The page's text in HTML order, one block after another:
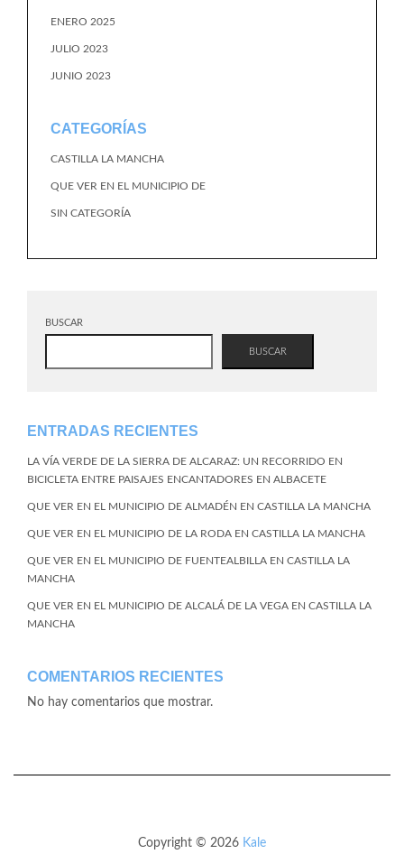
ENERO 2025
JULIO 2023
JUNIO 2023
CATEGORÍAS
CASTILLA LA MANCHA
QUE VER EN EL MUNICIPIO DE
SIN CATEGORÍA
BUSCAR
BUSCAR
ENTRADAS RECIENTES
LA VÍA VERDE DE LA SIERRA DE ALCARAZ: UN RECORRIDO EN
BICICLETA ENTRE PAISAJES ENCANTADORES EN ALBACETE
QUE VER EN EL MUNICIPIO DE ALMADÉN EN CASTILLA LA MANCHA
QUE VER EN EL MUNICIPIO DE LA RODA EN CASTILLA LA MANCHA
QUE VER EN EL MUNICIPIO DE FUENTEALBILLA EN CASTILLA LA
MANCHA
QUE VER EN EL MUNICIPIO DE ALCALÁ DE LA VEGA EN CASTILLA LA
MANCHA
COMENTARIOS RECIENTES
No hay comentarios que mostrar.
Copyright © 2026 Kale